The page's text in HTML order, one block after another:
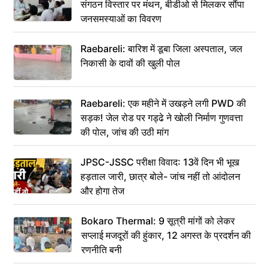
संगठन विस्तार पर मंथन, बीडीओ से मिलकर सौंपा
जनसमस्याओं का विवरण
Raebareli: बारिश में डूबा जिला अस्पताल, जल
निकासी के दावों की खुली पोल
Raebareli: एक महीने में उखड़ने लगी PWD की
सड़क! जेल रोड पर गड्ढे ने खोली निर्माण गुणवत्ता
की पोल, जांच की उठी मांग
JPSC-JSSC परीक्षा विवाद: 13वें दिन भी भूख
हड़ताल जारी, छात्र बोले- जांच नहीं तो आंदोलन
और होगा तेज
Bokaro Thermal: 9 सूत्री मांगों को लेकर
सप्लाई मजदूरों की हुंकार, 12 अगस्त के प्रदर्शन की
रणनीति बनी